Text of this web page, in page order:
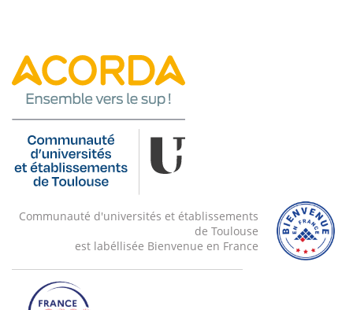
Communauté d'universités et établissements
de Toulouse
est labéllisée Bienvenue en France